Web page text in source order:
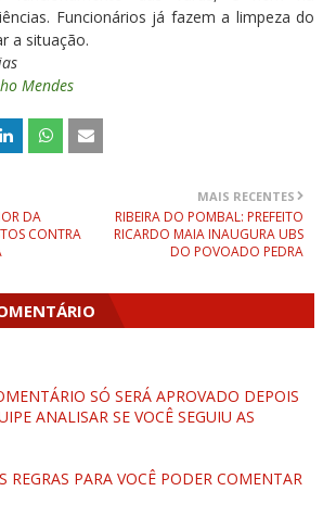
Funcionários já fazem a limpeza do
a situação.
Mendes
MAIS RECENTES
RIBEIRA DO POMBAL: PREFEITO
RICARDO MAIA INAUGURA UBS
DO POVOADO PEDRA
DA
CONTRA
SÓ SERÁ APROVADO DEPOIS
ANALISAR SE VOCÊ SEGUIU AS
REGRAS PARA VOCÊ PODER COMENTAR